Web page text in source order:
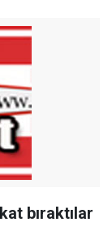
bıraktılar